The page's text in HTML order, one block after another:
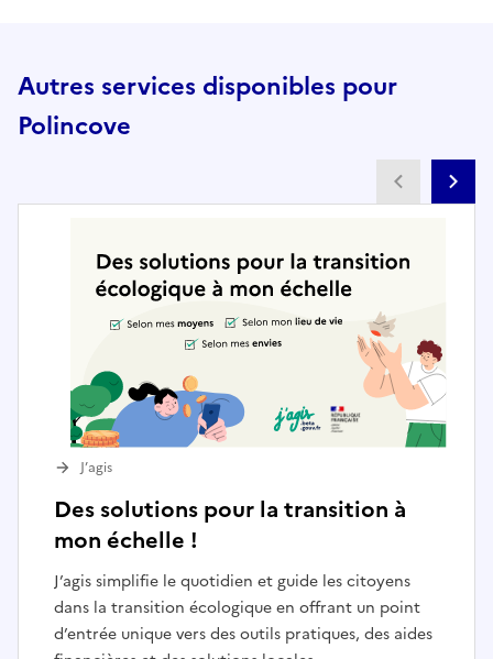
Autres services disponibles pour
Polincove
Des solutions pour la transition à
mon échelle !
J’agis simplifie le quotidien et guide les citoyens
dans la transition écologique en offrant un point
d’entrée unique vers des outils pratiques, des aides
J’agis